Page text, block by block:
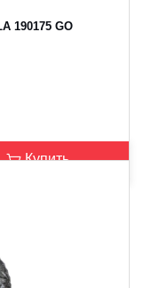
190175 GO
Купить